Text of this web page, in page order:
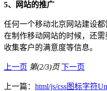
5、网站的推广
任何一个移动北京网站建设都
在制作移动网站的时候，还
收集客户的满意度等信息。
上一页 第(2/3)页 下一页
上一篇： html/js/css图标字符